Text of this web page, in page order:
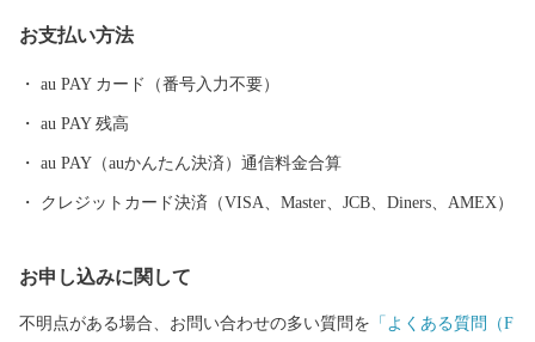
お支払い方法
au PAY カード（番号入力不要）
au PAY 残高
au PAY（auかんたん決済）通信料金合算
クレジットカード決済（VISA、Master、JCB、Diners、AMEX）
お申し込みに関して
不明点がある場合、お問い合わせの多い質問を 「よくある質問（F